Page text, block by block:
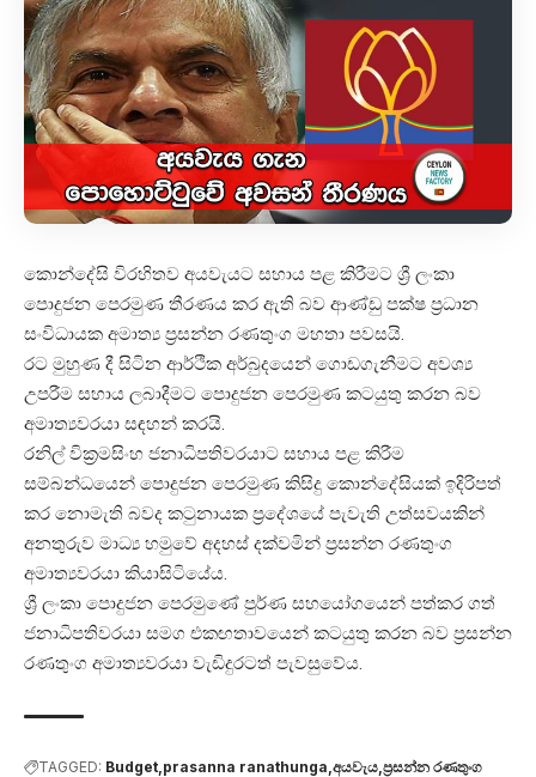
කොන්දේසි විරහිතව‍ අයවැයට සහාය පළ කිරීමට ශ්‍රී ලංකා
පොදුජන පෙරමුණ තීරණය කර ඇති බව ආණ්ඩු පක්ෂ ප්‍රධාන
සංවිධායක අමාත්‍ය ප්‍රසන්න රණතුංග මහතා පවසයි.
රට මුහුණ දී සිටින ආර්ථික අර්බුදයෙන් ගොඩගැනීමට අවශ්‍ය
උපරීම සහාය ලබාදීමට පොදුජන පෙරමුණ කටයුතු කරන බව
අමාත්‍යවරයා සඳහන් කරයි.
රනිල් වික්‍රමසිංහ ජනාධිපතිවරයාට සහාය පළ කිරීම
සම්බන්ධයෙන් පොදුජන පෙරමුණ කිසිදු කොන්දේසියක් ඉදිරිපත්
කර නොමැති බවද කටුනායක ප්‍රදේශයේ පැවැති උත්සවයකින්
අනතුරුව මාධ්‍ය හමුවේ අදහස් දක්වමින් ප්‍රසන්න රණතුංග
අමාත්‍යවරයා කියාසිටියේය.
ශ්‍රී ලංකා පොදුජන පෙරමුණේ පුර්ණ සහයෝගයෙන් පත්කර ගත්
ජනාධිපතිවරයා සමග එකඟතාවයෙන් කටයුතු කරන බව ප්‍රසන්න
රණතුංග අමාත්‍යවරයා වැඩිදුරටත් පැවසුවේය.
TAGGED: Budget prasanna ranathunga අයවැය ප්‍රසන්න රණතුංග